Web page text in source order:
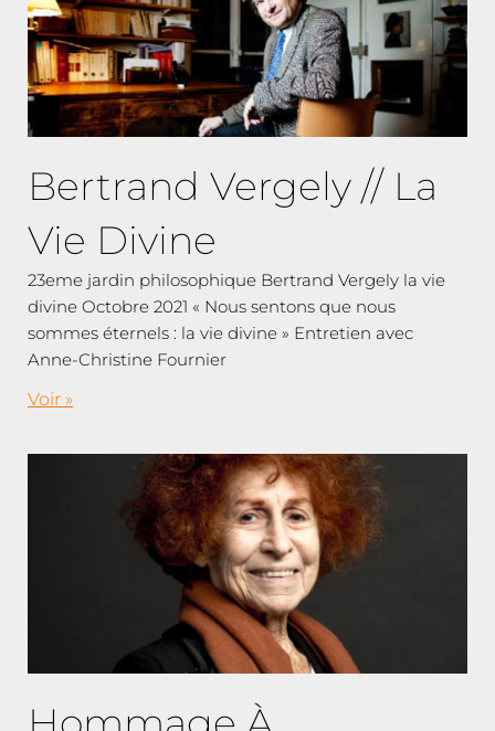
Bertrand Vergely // La
Vie Divine
23eme jardin philosophique Bertrand Vergely la vie
divine Octobre 2021 « Nous sentons que nous
sommes éternels : la vie divine » Entretien avec
Anne-Christine Fournier
Voir »